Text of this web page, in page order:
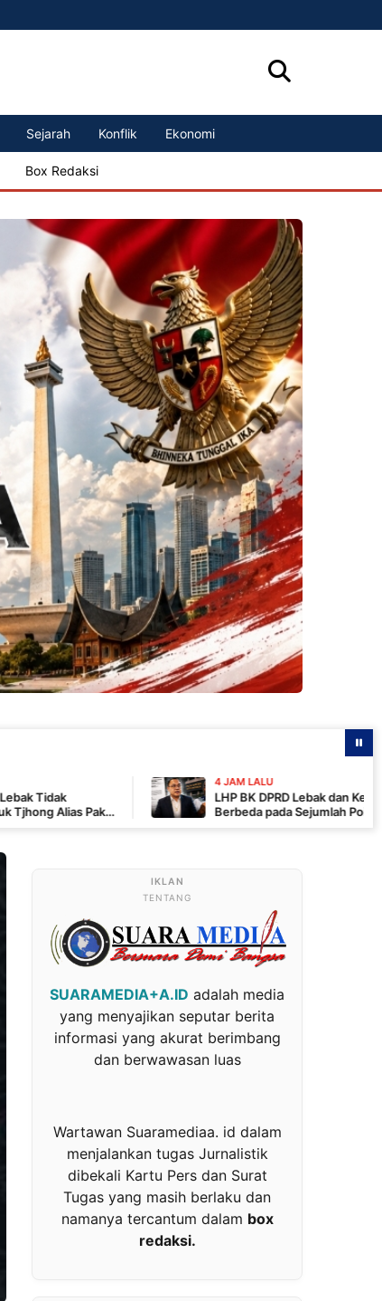
Sejarah Konflik Ekonomi
Box Redaksi
4 JAM LALU
LHP BK DPRD Lebak dan Keterangan Fam Fuk
Berbeda pada Sejumlah Poin, Revan FERADI
TENTANG
SUARAMEDIA+A.ID adalah media
yang menyajikan seputar berita
informasi yang akurat berimbang
dan berwawasan luas
Wartawan Suaramediaa. id dalam
menjalankan tugas Jurnalistik
dibekali Kartu Pers dan Surat
Tugas yang masih berlaku dan
namanya tercantum dalam box
redaksi.